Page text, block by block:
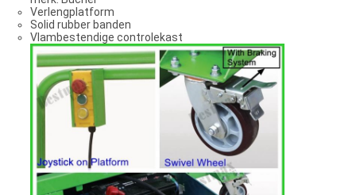
Verlengplatform
Solid rubber banden
Vlambestendige controlekast